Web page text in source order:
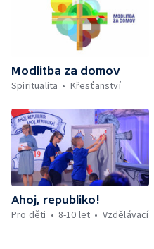
Modlitba za domov
Spiritualita
Křesťanství
Ahoj, republiko!
Pro děti
8-10 let Vzdělávací